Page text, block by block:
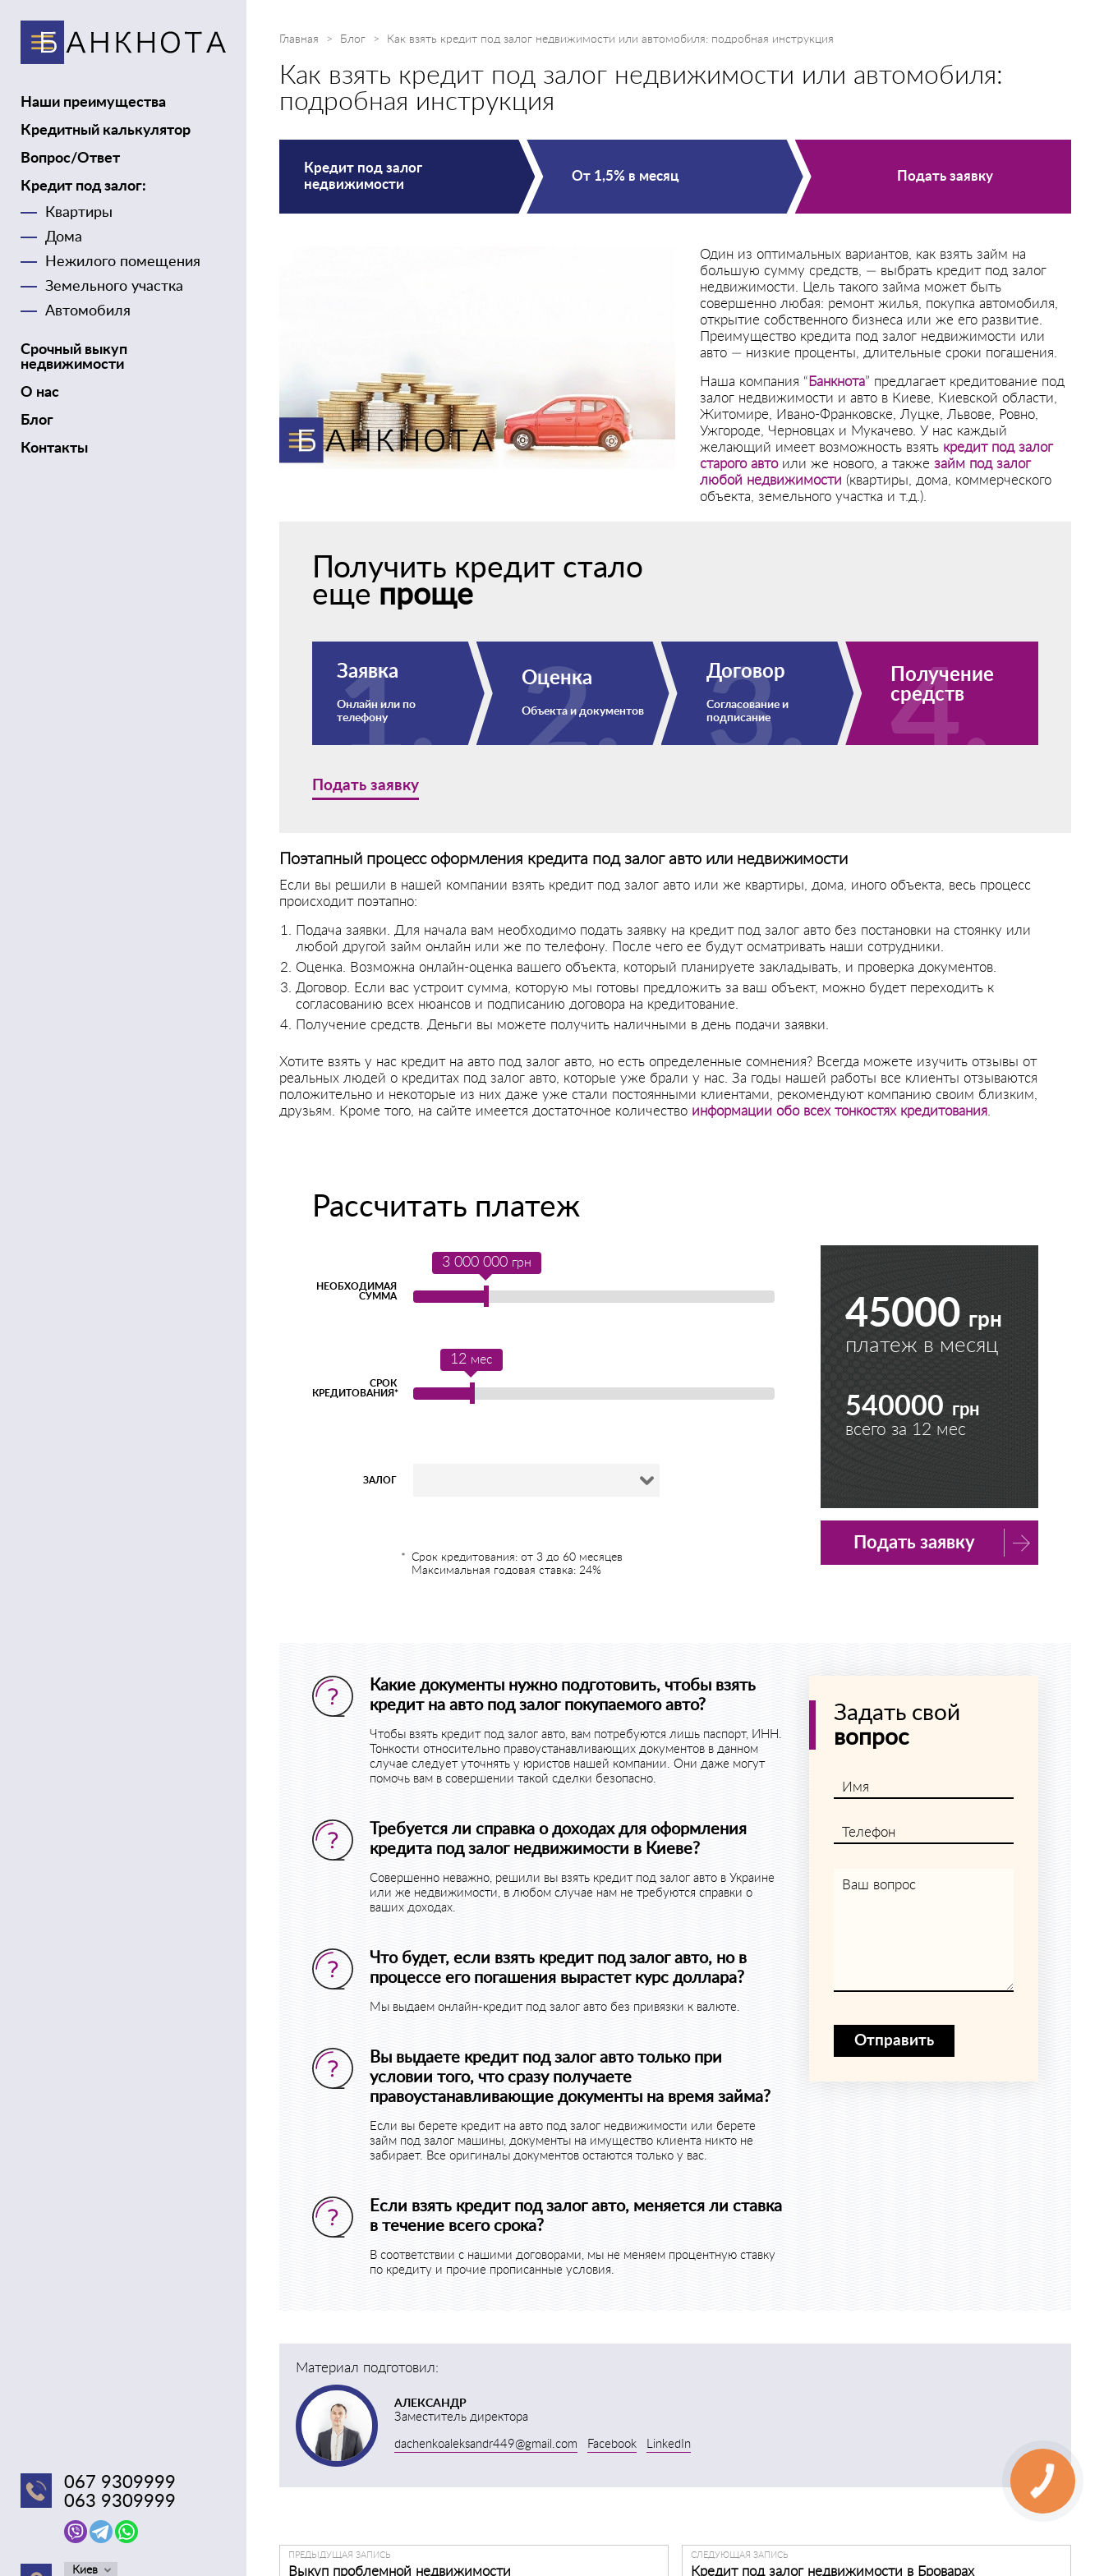
Наши преимущества
Кредитный калькулятор
Вопрос/Ответ
Кредит под залог:
Квартиры
Дома
Нежилого помещения
Земельного участка
Автомобиля
Срочный выкуп
недвижимости
О нас
Блог
Контакты
067 9309999
063 9309999
Киев
Главная Блог Как взять кредит под залог недвижимости или автомобиля: подробная инструкция
Как взять кредит под залог недвижимости или автомобиля:
подробная инструкция
Кредит под залог
недвижимости
От 1,5% в месяц Подать заявку
Один из оптимальных вариантов, как взять займ на
большую сумму средств, — выбрать кредит под залог
недвижимости. Цель такого займа может быть
совершенно любая: ремонт жилья, покупка автомобиля,
открытие собственного бизнеса или же его развитие.
Преимущество кредита под залог недвижимости или
авто — низкие проценты, длительные сроки погашения.
Наша компания “ Банкнота” предлагает кредитование под
залог недвижимости и авто в Киеве, Киевской области,
Житомире, Ивано-Франковске, Луцке, Львове, Ровно,
Ужгороде, Черновцах и Мукачево. У нас каждый
желающий имеет возможность взять кредит под залог
старого автоили же нового, а также займ под залог
любой недвижимости (квартиры, дома, коммерческого
объекта, земельного участка и т.д.).
Получить кредит стало
еще проще
Заявка
Онлайн или по
телефону
Оценка
Объекта и документов
Договор
Согласование и
подписание
Получение
средств
Подать заявку
Поэтапный процесс оформления кредита под залог авто или недвижимости
Если вы решили в нашей компании взять кредит под залог авто или же квартиры, дома, иного объекта, весь процесс
происходит поэтапно:
Подача заявки. Для начала вам необходимо подать заявку на кредит под залог авто без постановки на стоянку или
любой другой займ онлайн или же по телефону. После чего ее будут осматривать наши сотрудники.
Оценка. Возможна онлайн-оценка вашего объекта, который планируете закладывать, и проверка документов.
Договор. Если вас устроит сумма, которую мы готовы предложить за ваш объект, можно будет переходить к
согласованию всех нюансов и подписанию договора на кредитование.
Получение средств. Деньги вы можете получить наличными в день подачи заявки.
Хотите взять у нас кредит на авто под залог авто, но есть определенные сомнения? Всегда можете изучить отзывы от
реальных людей о кредитах под залог авто, которые уже брали у нас. За годы нашей работы все клиенты отзываются
положительно и некоторые из них даже уже стали постоянными клиентами, рекомендуют компанию своим близким,
друзьям. Кроме того, на сайте имеется достаточное количество информации обо всех тонкостях кредитования
Рассчитать платеж
НЕОБХОДИМАЯ
СУММА
3 000 000 грн
СРОК
КРЕДИТОВАНИЯ*
12 мес
ЗАЛОГ
Срок кредитования: от 3 до 60 месяцев
Максимальная годовая ставка: 24%
45000 грн
платеж в месяц
540000 грн
всего за 12мес
Подать заявку
Какие документы нужно подготовить, чтобы взять
кредит на авто под залог покупаемого авто?
Чтобы взять кредит под залог авто, вам потребуются лишь паспорт, ИНН.
Тонкости относительно правоустанавливающих документов в данном
случае следует уточнять у юристов нашей компании. Они даже могут
помочь вам в совершении такой сделки безопасно.
Требуется ли справка о доходах для оформления
кредита под залог недвижимости в Киеве?
Совершенно неважно, решили вы взять кредит под залог авто в Украине
или же недвижимости, в любом случае нам не требуются справки о
ваших доходах.
Что будет, если взять кредит под залог авто, но в
процессе его погашения вырастет курс доллара?
Мы выдаем онлайн-кредит под залог авто без привязки к валюте.
Вы выдаете кредит под залог авто только при
условии того, что сразу получаете
правоустанавливающие документы на время займа?
Если вы берете кредит на авто под залог недвижимости или берете
займ под залог машины, документы на имущество клиента никто не
забирает. Все оригиналы документов остаются только у вас.
Если взять кредит под залог авто, меняется ли ставка
в течение всего срока?
В соответствии с нашими договорами, мы не меняем процентную ставку
по кредиту и прочие прописанные условия.
Задать свой
вопрос
Имя
Телефон
Ваш вопрос
Отправить
Материал подготовил:
АЛЕКСАНДР
Заместитель директора
dachenkoaleksandr449@gmail.com Facebook LinkedIn
ПРЕДЫДУЩАЯ ЗАПИСЬ
Выкуп проблемной недвижимости
СЛЕДУЮЩАЯ ЗАПИСЬ
Кредит под залог недвижимости в Броварах